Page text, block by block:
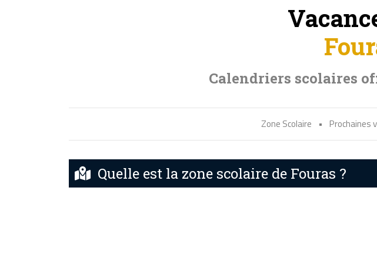
Calendriers scolaires
Zone Scolaire • Prochaines
Quelle est la zone scolaire de Fouras ?